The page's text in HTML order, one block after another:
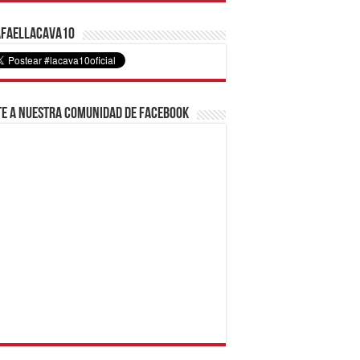
a nuestra comunidad de Facebook